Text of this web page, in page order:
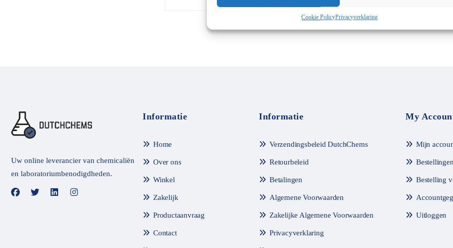
Cookie PolicyPrivacyverklaring
d
Uw online leverancier van chemicaliën
en laboratoriumbenodigdheden.
Informatie
Home
Over ons
Winkel
Zakelijk
Productaanvraag
Contact
Informatie
Verzendingsbeleid DutchChems
Retourbeleid
Betalingen
Algemene Voorwaarden
Zakelijke Algemene Voorwaarden
Privacyverklaring
My
Mijn
Bestelling
Uitloggen